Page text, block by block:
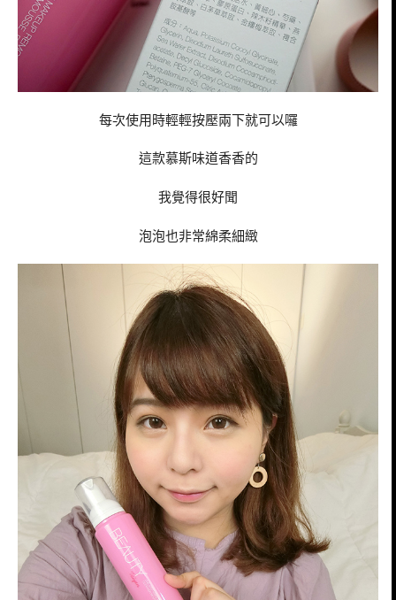
每次使用時輕輕按壓兩下就可以囉
這款慕斯味道香香的
我覺得很好聞
泡泡也非常綿柔細緻